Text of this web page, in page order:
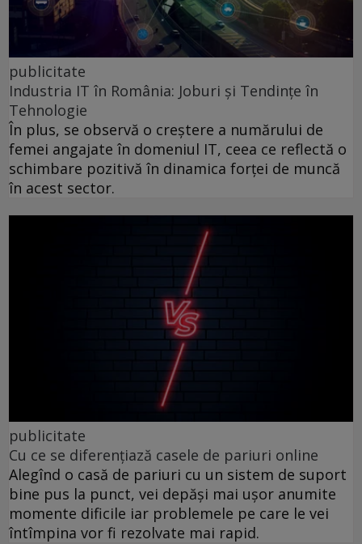
publicitate
Industria IT în România: Joburi și Tendințe în
Tehnologie
În plus, se observă o creștere a numărului de
femei angajate în domeniul IT, ceea ce reflectă o
schimbare pozitivă în dinamica forței de muncă
în acest sector.
publicitate
Cu ce se diferențiază casele de pariuri online
Alegînd o casă de pariuri cu un sistem de suport
bine pus la punct, vei depăși mai ușor anumite
momente dificile iar problemele pe care le vei
întîmpina vor fi rezolvate mai rapid.